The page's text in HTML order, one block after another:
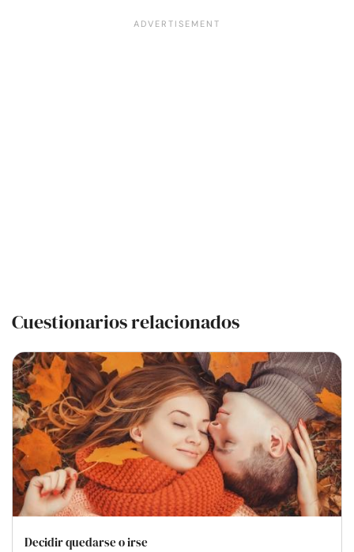
Cuestionarios relacionados
Decidir quedarse o irse